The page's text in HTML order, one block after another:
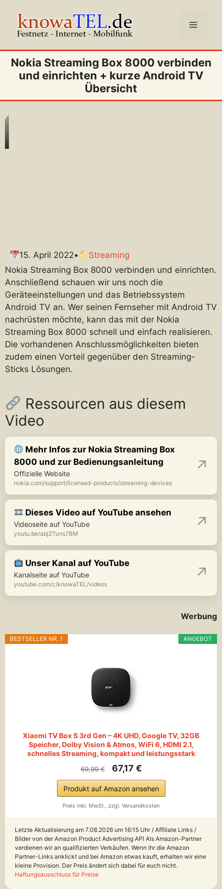
Inhalt
springen
Menü
Nokia Streaming Box 8000 verbinden
und einrichten + kurze Android TV
Übersicht
15. April 2022•
Streaming
Nokia Streaming Box 8000 verbinden und einrichten.
Anschließend schauen wir uns noch die
Geräteeinstellungen und das Betriebssystem
Android TV an. Wer seinen Fernseher mit Android TV
nachrüsten möchte, kann das mit der Nokia
Streaming Box 8000 schnell und einfach realisieren.
Die vorhandenen Anschlussmöglichkeiten bieten
zudem einen Vorteil gegenüber den Streaming-
Sticks Lösungen.
Ressourcen aus diesem
Video
Mehr Infos zur Nokia Streaming Box
8000 und zur Bedienungsanleitung
Offizielle Website
nokia.com/support/licensed-products/streaming-devices
Dieses Video auf YouTube ansehen
Videoseite auf YouTube
youtu.be/abj2Tuns7BM
Unser Kanal auf YouTube
Kanalseite auf YouTube
youtube.com/c/knowaTEL/videos
Werbung
ANGEBOT
BESTSELLER NR. 1
Xiaomi TV Box S 3rd Gen – 4K UHD, Google TV, 32GB
Speicher, Dolby Vision & Atmos, WiFi 6, HDMI 2.1,
schnelles Streaming, kompakt und leistungsstark
69,99 € 67,17 €
Produkt auf Amazon ansehen
Preis inkl. MwSt., zzgl. Versandkosten
Letzte Aktualisierung am 7.08.2026 um 16:15 Uhr / Affiliate Links /
Bilder von der Amazon Product Advertising API Als Amazon-Partner
verdienen wir an qualifizierten Verkäufen. Wenn ihr die Amazon
Partner-Links anklickt und bei Amazon etwas kauft, erhalten wir eine
kleine Provision. Der Preis ändert sich dabei für euch nicht.
Haftungsausschluss für Preise